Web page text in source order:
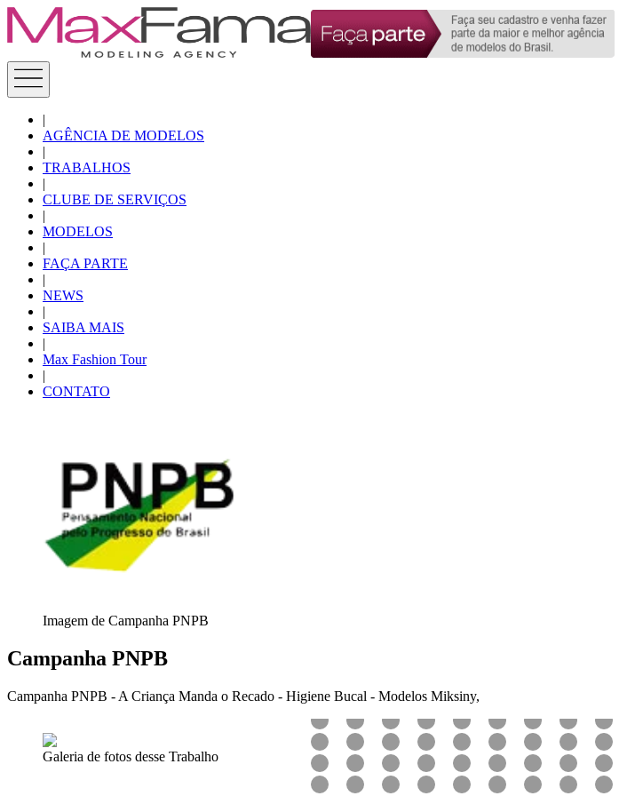
|
AGÊNCIA DE MODELOS
|
TRABALHOS
|
CLUBE DE SERVIÇOS
|
MODELOS
|
FAÇA PARTE
|
NEWS
|
SAIBA MAIS
|
Max Fashion Tour
|
CONTATO
Imagem de Campanha PNPB
Campanha PNPB
Campanha PNPB - A Criança Manda o Recado - Higiene Bucal - Modelos Miksiny,
Galeria de fotos desse Trabalho